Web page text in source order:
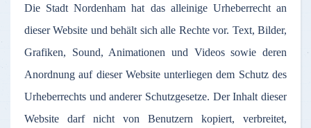
Die StadtNordenham hat das alleinige Urheberrechtan
dieserWebsite undbehält sich alle Rechte vor. Text,Bilder,
Grafiken, Sound, Animationen und Videossowie deren
Anordnung auf dieserWebsiteunterliegen dem Schutzdes
Urheberrechts undanderer Schutzgesetze. Der Inhalt dieser
Website darf nicht von Benutzern kopiert, verbreitet,